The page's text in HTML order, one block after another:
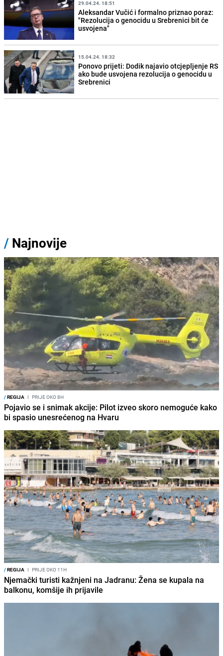
29.04.24. 18:51
Aleksandar Vučić i formalno priznao poraz:
"Rezolucija o genocidu u Srebrenici bit će
usvojena"
15.04.24. 18:32
Ponovo prijeti: Dodik najavio otcjepljenje RS
ako bude usvojena rezolucija o genocidu u
Srebrenici
/ Najnovije
/REGIJA I PRIJE OKO 8H
Pojavio se i snimak akcije: Pilot izveo skoro nemoguće kako
bi spasio unesrećenog na Hvaru
/REGIJA I PRIJE OKO 11H
Njemački turisti kažnjeni na Jadranu: Žena se kupala na
balkonu, komšije ih prijavile